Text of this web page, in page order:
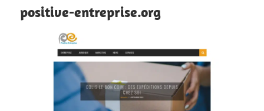
positive-entreprise.org